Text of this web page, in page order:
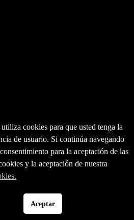
cookies para que usted tenga la
de usuario. Si continúa navegando
para la aceptación de las
y la aceptación de nuestra
Aceptar